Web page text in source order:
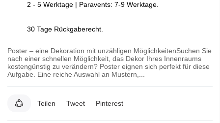
2 - 5 Werktage | Paravents: 7-9 Werktage.
30 Tage Rückgaberecht.
Poster – eine Dekoration mit unzähligen MöglichkeitenSuchen Sie
nach einer schnellen Möglichkeit, das Dekor Ihres Innenraums
kostengünstig zu verändern? Poster eignen sich perfekt für diese
Aufgabe. Eine reiche Auswahl an Mustern,...
Teilen Tweet Pinterest